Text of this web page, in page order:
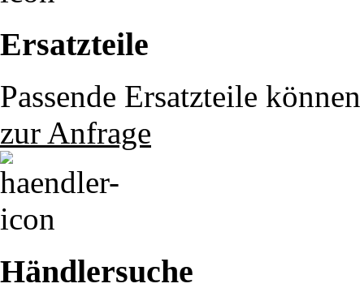
Ersatzteile
Passende Ersatzteile
zur Anfrage
Händlersuche